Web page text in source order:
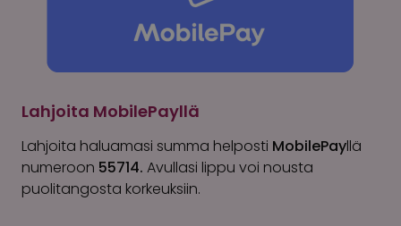
Lahjoita MobilePayllä
Lahjoita haluamasi summa helposti MobilePayllä
numeroon 55714. Avullasi lippu voi nousta
puolitangosta korkeuksiin.